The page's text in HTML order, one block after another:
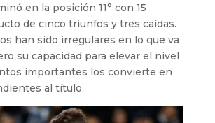
en la posición 11° con 15
de cinco triunfos y tres caídas.
han sido irregulares en lo que va
su capacidad para elevar el nivel
importantes los convierte en
al título.